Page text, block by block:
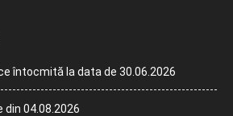
întocmită la data de 30.06.2026
04.08.2026